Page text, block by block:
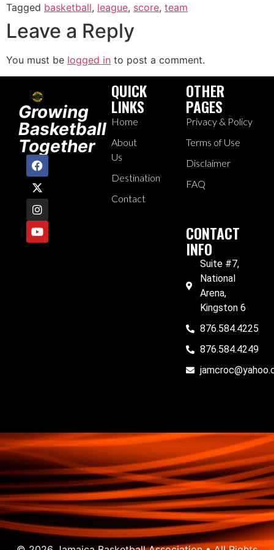
Tagged basketball, league, score, team
Leave a Reply
You must be logged in to post a comment.
Growing
Basketball
Together
QUICK
LINKS
Home
About
Us
Destination
Contact
OTHER
PAGES
Privacy & Policy
Terms of Use
Disclaimer
FAQ
CONTACT
INFO
Suite #7,
National
Arena,
Kingston 6
876.584.4225
876.584.4249